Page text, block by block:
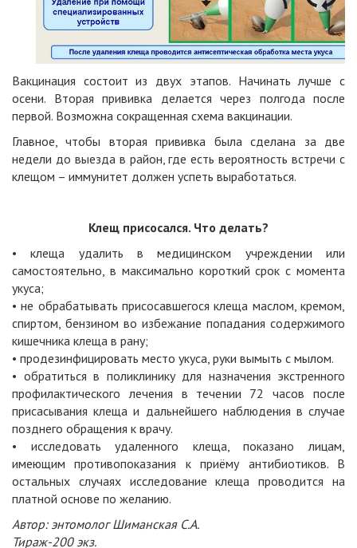
Вакцинация состоит из двух этапов. Начинать лучше с
осени. Вторая прививка делается через полгода после
первой. Возможна сокращенная схема вакцинации.
Главное, чтобы вторая прививка была сделана за две
недели до выезда в район, где есть вероятность встречи с
клещом – иммунитет должен успеть выработаться.
Клещ присосался. Что делать?
• клеща удалить в медицинском учреждении или
самостоятельно, в максимально короткий срок с момента
укуса;
• не обрабатывать присосавшегося клеща маслом, кремом,
спиртом, бензином во избежание попадания содержимого
кишечника клеща в рану;
• продезинфицировать место укуса, руки вымыть с мылом.
• обратиться в поликлинику для назначения экстренного
профилактического лечения в течении 72 часов после
присасывания клеща и дальнейшего наблюдения в случае
позднего обращения к врачу.
• исследовать удаленного клеща, показано лицам,
имеющим противопоказания к приёму антибиотиков. В
остальных случаях исследование клеща проводится на
платной основе по желанию.
Автор: энтомолог Шиманская С.А.
Тираж-200 экз.